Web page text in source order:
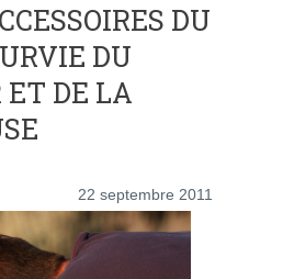
DU
DU
DE LA
22 septembre 2011